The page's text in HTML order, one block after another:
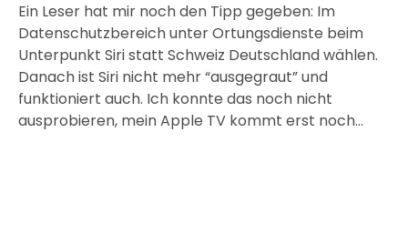
Ein Leser hat mir noch den Tipp gegeben: Im
Datenschutzbereich unter Ortungsdienste beim
Unterpunkt Siri statt Schweiz Deutschland wählen.
Danach ist Siri nicht mehr “ausgegraut” und
funktioniert auch. Ich konnte das noch nicht
ausprobieren, mein Apple TV kommt erst noch…